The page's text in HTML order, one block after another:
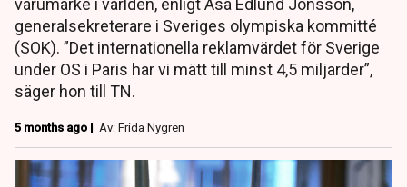
generalsekreterare i Sveriges olympiska kommitté
(SOK). ”Det internationella reklamvärdet för Sverige
under OS i Paris har vi mätt till minst 4,5 miljarder”,
säger hon till TN.
5 months ago | Av: Frida Nygren